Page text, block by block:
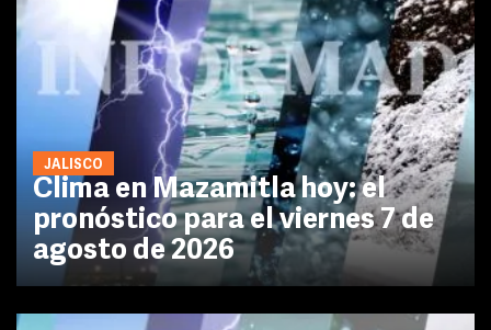
JALISCO
Clima en Mazamitla hoy: el
pronóstico para el viernes 7 de
agosto de 2026